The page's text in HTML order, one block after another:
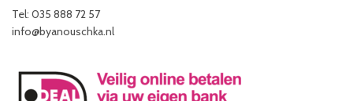
Tel: 035 888 72 57
info@byanouschka.nl